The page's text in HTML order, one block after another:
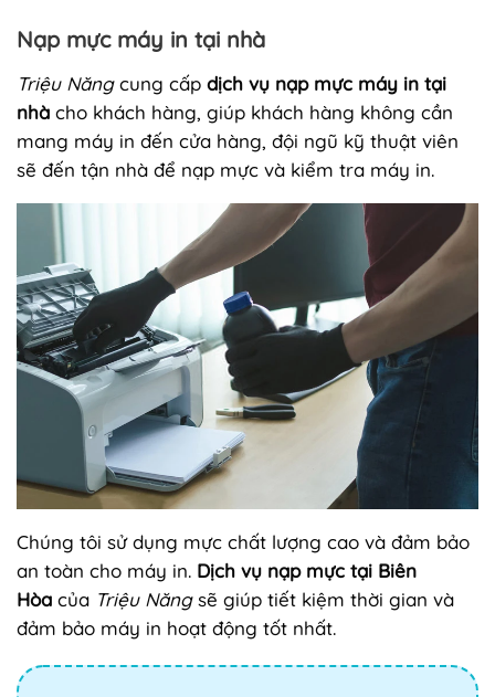
Nạp mực máy in tại nhà
Triệu Năngcung cấp dịch vụ nạp mực máy in tại
nhà cho khách hàng, giúp khách hàng không cần
mang máy in đến cửa hàng, đội ngũ kỹ thuật viên
sẽ đến tận nhà để nạp mực và kiểm tra máy in.
Chúng tôi sử dụng mực chất lượng cao và đảm bảo
an toàn cho máy in. Dịch vụ nạp mực tại Biên
Hòa của Triệu Năngsẽ giúp tiết kiệm thời gian và
đảm bảo máy in hoạt động tốt nhất.